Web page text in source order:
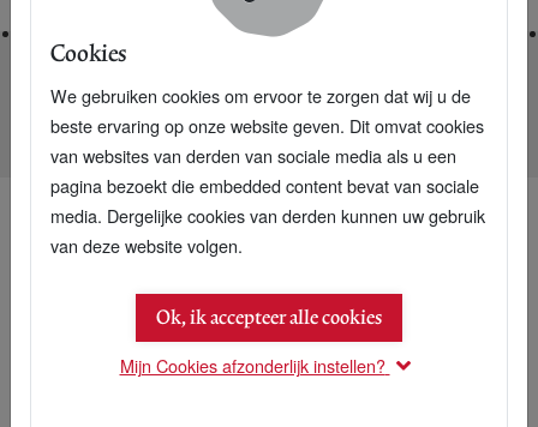
Nieuwsarchief
Klimaatzaak Urgenda trekt internationale aandacht
Cookies
We gebruiken cookies om ervoor te zorgen dat wij u de
beste ervaring op onze website geven. Dit omvat cookies
van websites van derden van sociale media als u een
pagina bezoekt die embedded content bevat van sociale
media. Dergelijke cookies van derden kunnen uw gebruik
van deze website volgen.
Ok, ik accepteer alle cookies
Mijn Cookies afzonderlijk instellen?